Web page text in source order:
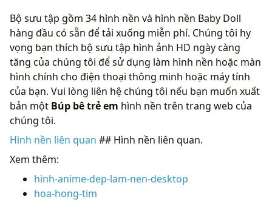
Bộ sưu tập gồm 34 hình nền và hình nền Baby Doll
hàng đầu có sẵn để tải xuống miễn phí. Chúng tôi hy
vọng bạn thích bộ sưu tập hình ảnh HD ngày càng
tăng của chúng tôi để sử dụng làm hình nền hoặc màn
hình chính cho điện thoại thông minh hoặc máy tính
của bạn. Vui lòng liên hệ chúng tôi nếu bạn muốn xuất
bản một Búp bê trẻ em hình nền trên trang web của
chúng tôi.
Hình nền liên quan ## Hình nền liên quan.
Xem thêm:
hinh-anime-dep-lam-nen-desktop
hoa-hong-tim